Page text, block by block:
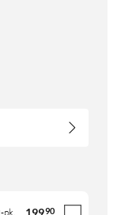
pk. 19990